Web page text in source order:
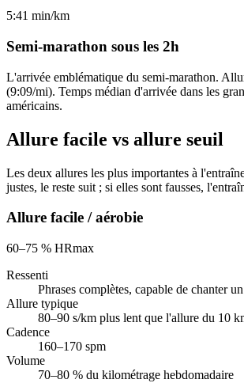
5:41 min/km
Semi-marathon sous les 2h
L'arrivée emblématique du semi-marathon.
(9:09/mi). Temps médian d'arrivée dans les
américains.
Allure facile vs allure seuil
Les deux allures les plus importantes à
justes, le reste suit ; si elles sont fausses,
Allure facile / aérobie
60–75 % HRmax
Ressenti
Phrases complètes, capable de chanter
Allure typique
80–90 s/km plus lent que l'allure du 10
Cadence
160–170 spm
Volume
70–80 % du kilométrage hebdomadaire